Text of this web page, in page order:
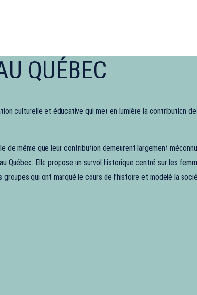
QUÉBEC
culturelle et éducative qui met en lumière la contribution
même que leur contribution demeurent largement
Québec. Elle propose un survol historique centré sur les
qui ont marqué le cours de l’histoire et modelé la